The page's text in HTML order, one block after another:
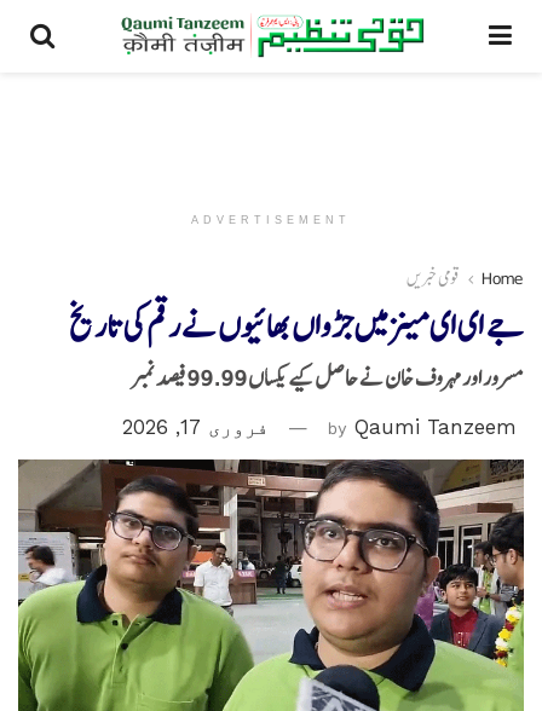
ADVERTISEMENT
Home قومی خبریں
جے ای ای مینزمیں جڑواں بھائیوں نے رقم کی تاریخ
مسرور اور مہروف خان نے حاصل کیے یکساں 99.99 فیصد نمبر
by Qaumi Tanzeem فروری 17, 2026